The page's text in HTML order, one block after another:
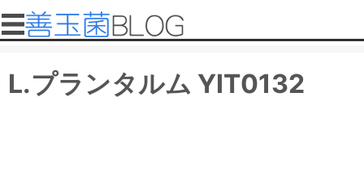
メインコンテンツに移動
善
L.プランタルム YIT0132